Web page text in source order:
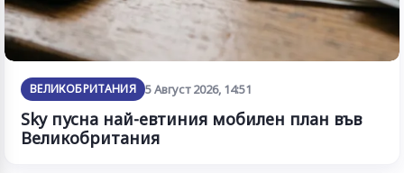
ВЕЛИКОБРИТАНИЯ 5 Август 2026, 14:51
Sky пусна най-евтиния мобилен план във
Великобритания